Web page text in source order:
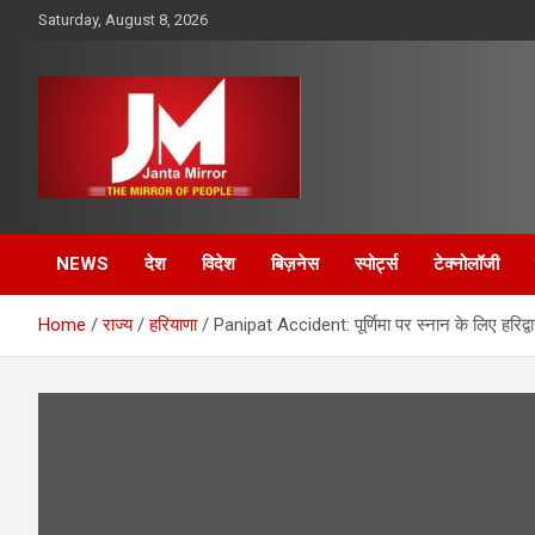
Saturday, August 8, 2026
Janta Mirror
NEWS देश विदेश बिज़नेस स्पोर्ट्स टेक्नोलॉजी
Home राज्य हरियाणा Panipat Accident: पूर्णिमा पर स्नान के लिए